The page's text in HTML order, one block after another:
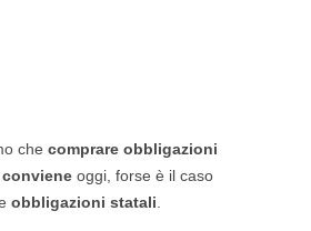
che comprare obbligazioni
oggi, forse è il caso
obbligazioni statali